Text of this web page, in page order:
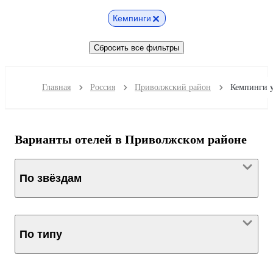
Кемпинги
Сбросить все фильтры
Главная Россия Приволжский район
Варианты отелей в Приволжском районе
По звёздам
По типу